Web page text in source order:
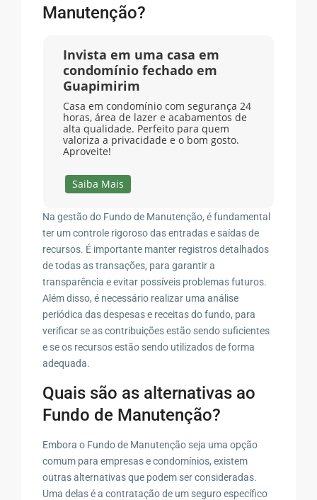
Manutenção?
Invista em uma casa em
condomínio fechado em
Guapimirim
Casa em condomínio com segurança 24
horas, área de lazer e acabamentos de
alta qualidade. Perfeito para quem
valoriza a privacidade e o bom gosto.
Aproveite!
Saiba Mais
Na gestão do Fundo de Manutenção, é fundamental
ter um controle rigoroso das entradas e saídas de
recursos. É importante manter registros detalhados
de todas as transações, para garantir a
transparência e evitar possíveis problemas futuros.
Além disso, é necessário realizar uma análise
periódica das despesas e receitas do fundo, para
verificar se as contribuições estão sendo suficientes
e se os recursos estão sendo utilizados de forma
adequada.
Quais são as alternativas ao
Fundo de Manutenção?
Embora o Fundo de Manutenção seja uma opção
comum para empresas e condomínios, existem
outras alternativas que podem ser consideradas.
Uma delas é a contratação de um seguro específico